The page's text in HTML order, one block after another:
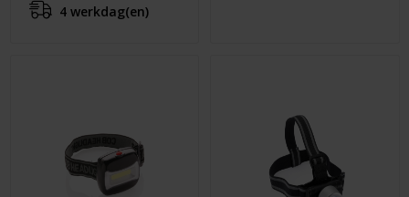
4 werkdag(en)